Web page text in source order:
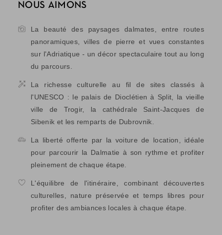
NOUS AIMONS
La beauté des paysages dalmates, entre routes
panoramiques, villes de pierre et vues constantes
sur l'Adriatique - un décor spectaculaire tout au long
du parcours.
La richesse culturelle au fil de sites classés à
l'UNESCO : le palais de Dioclétien à Split, la vieille
ville de Trogir, la cathédrale Saint-Jacques de
Sibenik et les remparts de Dubrovnik.
La liberté offerte par la voiture de location, idéale
pour parcourir la Dalmatie à son rythme et profiter
pleinement de chaque étape.
L'équilibre de l'itinéraire, combinant découvertes
culturelles, nature préservée et temps libres pour
profiter des ambiances locales à chaque étape.